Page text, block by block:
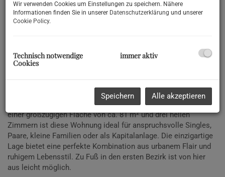
Beschreibung
Herzen von Wien!
einen Steinwurf entfernt vom beliebten Café Wortner und dem
renommierten Theresianum, bietet Ihnen die perfekte
Kombination aus urbanem Lebensstil und edlem Wohnflair. Mit
einer großzügigen Fläche von ca. 81 m² und drei hellen
Zimmern ist diese Wohnung ideal für anspruchsvolle Singles,
Paare, kleine Familien oder als Kapitalanlage. Die einzigartige
Lage bietet eine perfekte Kombination aus urbanem Flair und
ruhigem Lebensstil. Zu Fuß in den ersten Bezirk ist von hier
aus leicht möglich.
Wir verwenden Cookies um Einstellungen zu speichern. Nähere
Informationen finden Sie in unserer Datenschutzerklärung und unserer
Cookie Policy.
Technisch notwendige
Cookies
immer aktiv
Speichern Alle akzeptieren